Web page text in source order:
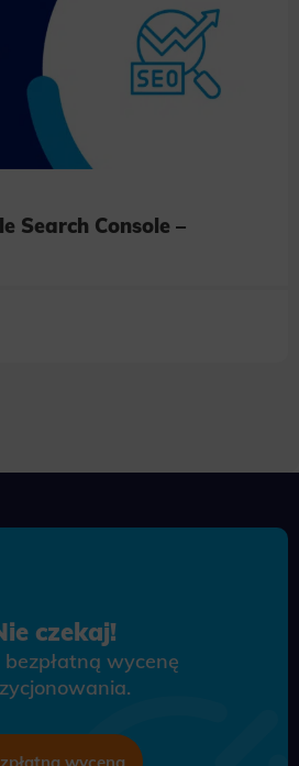
Search Console –
czekaj!
bezpłatną wycenę